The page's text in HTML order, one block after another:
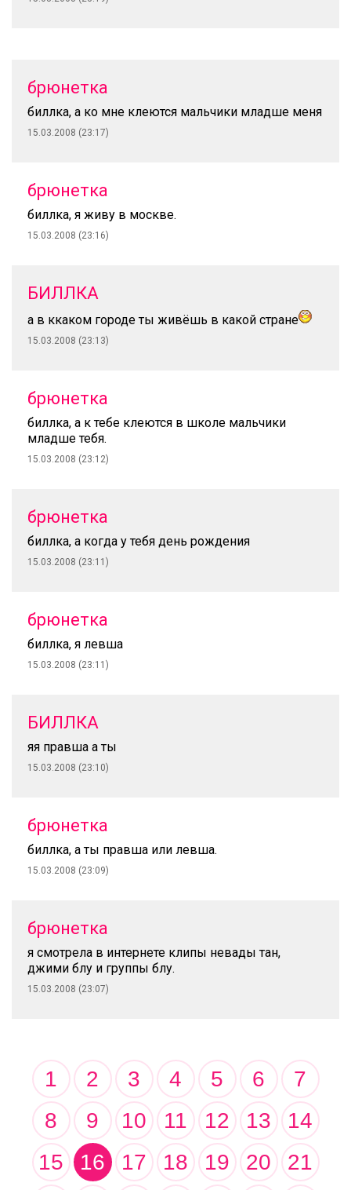
брюнетка
биллка, а ко мне клеются мальчики младше меня
15.03.2008 (23:17)
брюнетка
биллка, я живу в москве.
15.03.2008 (23:16)
БИЛЛКА
а в ккаком городе ты живёшь в какой стране
15.03.2008 (23:13)
брюнетка
биллка, а к тебе клеются в школе мальчики
младше тебя.
15.03.2008 (23:12)
брюнетка
биллка, а когда у тебя день рождения
15.03.2008 (23:11)
брюнетка
биллка, я левша
15.03.2008 (23:11)
БИЛЛКА
яя правша а ты
15.03.2008 (23:10)
брюнетка
биллка, а ты правша или левша.
15.03.2008 (23:09)
брюнетка
я смотрела в интернете клипы невады тан,
джими блу и группы блу.
15.03.2008 (23:07)
1 2 3 4 5 6
7
8
9 10 11 12 13
14
15
16 17 18 19 20
21